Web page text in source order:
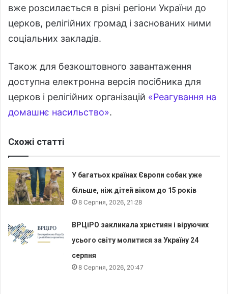
вже розсилається в різні регіони України до
церков, релігійних громад і заснованих ними
соціальних закладів.
Також для безкоштовного завантаження
доступна електронна версія посібника для
церков і релігійних організацій «Реагування на
домашнє насильство».
Схожі статті
У багатьох країнах Європи собак уже
більше, ніж дітей віком до 15 років
8 Серпня, 2026, 21:28
ВРЦіРО закликала християн і віруючих
усього світу молитися за Україну 24
серпня
8 Серпня, 2026, 20:47